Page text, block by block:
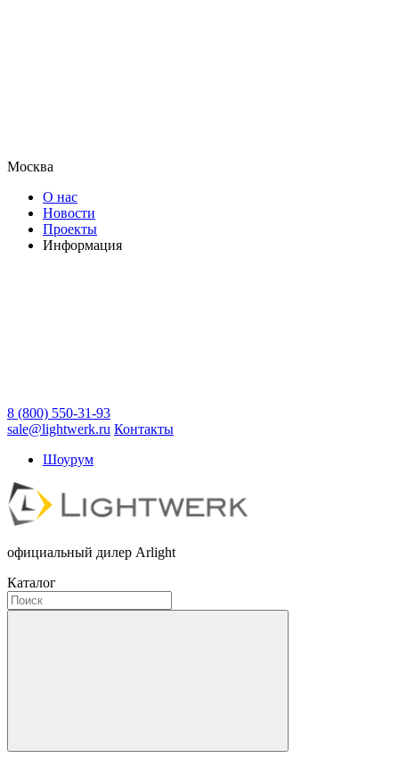
Москва
О нас
Новости
Проекты
Информация
8 (800) 550-31-93
sale@lightwerk.ru Контакты
Шоурум
официальный дилер Arlight
Каталог